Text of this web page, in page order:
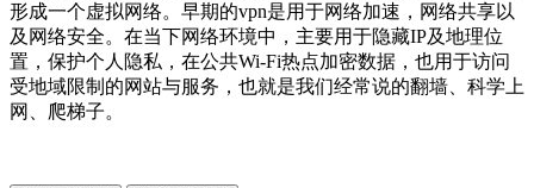
形成一个虚拟网络。早期的vpn是用于网络加速，网络共享以
及网络安全。在当下网络环境中，主要用于隐藏IP及地理位
置，保护个人隐私，在公共Wi-Fi热点加密数据，也用于访问
受地域限制的网站与服务，也就是我们经常说的翻墙、科学上
网、爬梯子。